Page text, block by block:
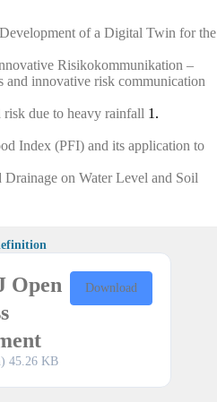
of a Digital Twin for the
Risikokommunikation –
and innovative risk communication
risk due to heavy rainfall 1.
Index (PFI) and its application to
on Water Level and Soil
Open
45.26 KB
Download